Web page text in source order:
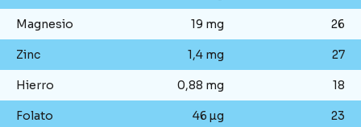
Magnesio 19 mg 26
Zinc 1,4 mg 27
Hierro 0,88 mg 18
Folato 46 µg 23